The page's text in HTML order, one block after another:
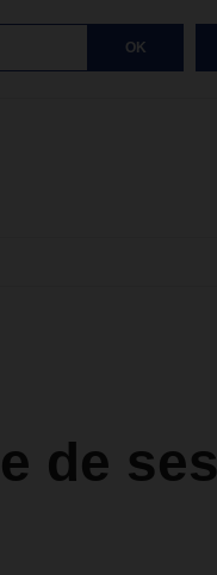
OK
de ses